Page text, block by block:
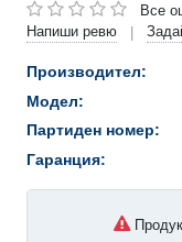
Все
Напиши ревю
|
Производител:
Модел:
Партиден номер:
Гаранция: